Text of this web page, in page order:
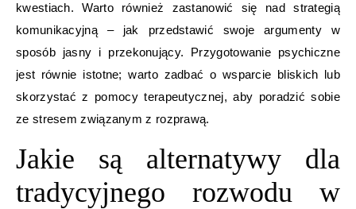
kwestiach. Warto również zastanowić się nad strategią
komunikacyjną – jak przedstawić swoje argumenty w
sposób jasny i przekonujący. Przygotowanie psychiczne
jest równie istotne; warto zadbać o wsparcie bliskich lub
skorzystać z pomocy terapeutycznej, aby poradzić sobie
ze stresem związanym z rozprawą.
Jakie są alternatywy dla
tradycyjnego rozwodu w